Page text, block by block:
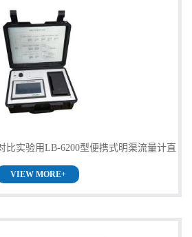
比实验用LB-6200型便携式明渠流量计直
销
VIEW MORE+